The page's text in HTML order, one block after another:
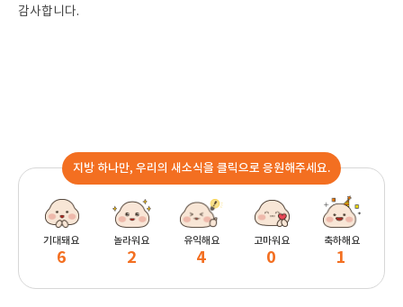
감사합니다.
지방 하나만, 우리의 새소식을 클릭으로 응원해주세요.
기대돼요
6
놀라워요
2
유익해요
4
고마워요
0
축하해요
1